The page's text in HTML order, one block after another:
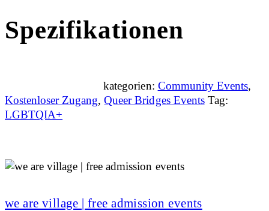
Spezifikationen
kategorien: Community Events,
Kostenloser Zugang,Queer Bridges Events Tag:
LGBTQIA+
we are village | free admission events